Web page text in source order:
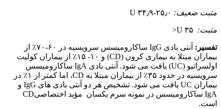
مثبت ضعیف:
مثبت:
تفسیر:
آنتی بادی IgG ساکارومیسس سرویسیه در ۶۰-۷۰٪ از
بیماران مبتلا به بیماری کرون (CD) و ۱۰- ۱۵٪ از بیماران کولیت
اولسراتیو (UC) یافت می شود. آنتی بادی IgA ساکارومیسس
سرویسیه در حدود ۳۵٪ از بیماران مبتلا به CD، اما کمتر از ۱٪ در
بیماران UC یافت می شود. تشخیص هر دو آنتی بادی های IgG و
IgA ساکارومیسس در نمونه سرم یکسان مؤید اختصاصیCD
است.